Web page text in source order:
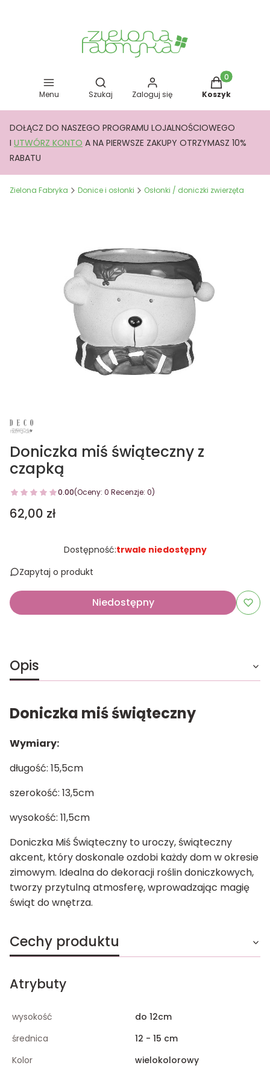
Menu
Otwórz wyszukiwarkę
Szukaj Zaloguj się
Produkty w
Koszyk
DOŁĄCZ DO NASZEGO PROGRAMU LOJALNOŚCIOWEGO
I UTWÓRZ KONTO A NA PIERWSZE ZAKUPY OTRZYMASZ 10%
RABATU
Zielona Fabryka Donice i osłonki Osłonki / doniczki zwierzęta
Doniczka miś świąteczny z
czapką
0.00(Oceny: 0 Recenzje: 0)
Cena
62,00 zł
Dostępność:trwale niedostępny
Zapytaj o produkt
Niedostępny
Opis
Doniczka miś świąteczny
Wymiary:
długość: 15,5cm
szerokość: 13,5cm
wysokość: 11,5cm
Doniczka Miś Świąteczny to uroczy, świąteczny
akcent, który doskonale ozdobi każdy dom w okresie
zimowym. Idealna do dekoracji roślin doniczkowych,
tworzy przytulną atmosferę, wprowadzając magię
świąt do wnętrza.
Cechy produktu
Atrybuty
wysokość
do 12cm
średnica
12 - 15 cm
Kolor
wielokolorowy